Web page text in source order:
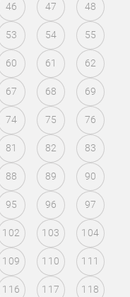
46 47 48
53 54 55
60 61 62
67 68 69
74 75 76
81 82 83
88 89 90
95 96 97
102 103 104
109 110 111
116 117 118